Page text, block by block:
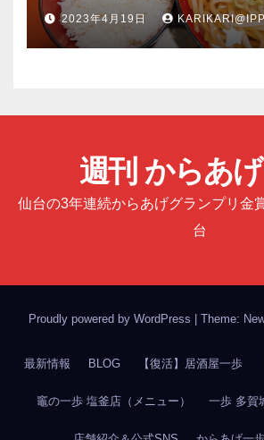
2023年4月19日
週刊 からあ
仙台の3年連続からあげグランプリ
台
Proudly powered by WordPress | Theme:
最新情報 BLOG 【復活】居酒屋一歩
竈の一歩 塩釜店（メニュー） 一歩 多賀